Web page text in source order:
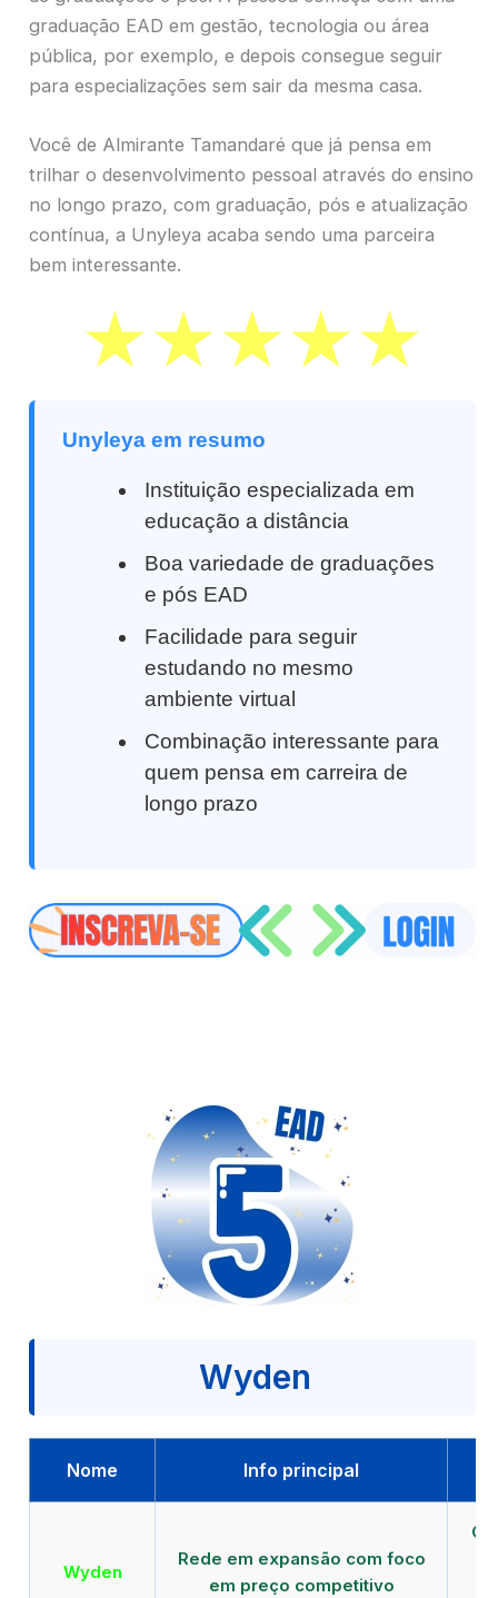
graduação EAD em gestão, tecnologia ou área
pública, por exemplo, e depois consegue seguir
para especializações sem sair da mesma casa.
Você de Almirante Tamandaré que já pensa em
trilhar o desenvolvimento pessoal através do ensino
no longo prazo, com graduação, pós e atualização
contínua, a Unyleya acaba sendo uma parceira
bem interessante.
Unyleya em resumo
Instituição especializada em
educação a distância
Boa variedade de graduações
e pós EAD
Facilidade para seguir
estudando no mesmo
ambiente virtual
Combinação interessante para
quem pensa em carreira de
longo prazo
Wyden
Nome Info principal
Wyden
Rede em expansão com foco
em preço competitivo